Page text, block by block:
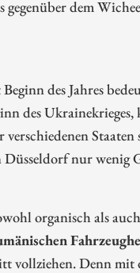
gegenüber dem
des Jahres
des Ukrainekrieges,
Staaten
nur wenig
organisch als auch
vollziehen. Denn mit